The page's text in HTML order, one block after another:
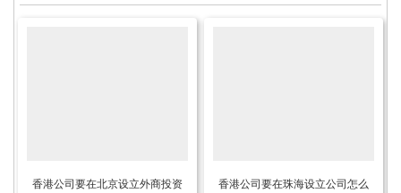
香港公司要在北京设立外商投资
香港公司要在珠海设立公司怎么